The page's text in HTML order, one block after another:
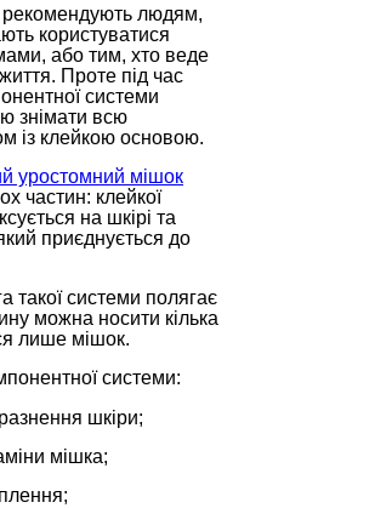
рекомендують людям,
користуватися
або тим, хто веде
Проте під час
системи
знімати всю
із клейкою основою.
уростомний мішок
частин: клейкої
на шкірі та
приєднується до
такої системи полягає
можна носити кілька
лише мішок.
системи:
шкіри;
мішка;